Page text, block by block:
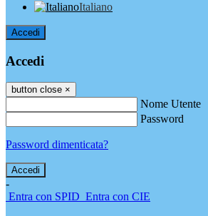
Italiano
Accedi
Accedi
button close ×
Nome Utente
Password
Password dimenticata?
-
Entra con SPID Entra con CIE